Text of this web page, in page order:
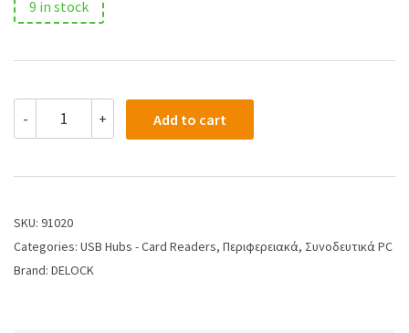
9 in stock
- + Add to cart
SKU: 91020
Categories: USB Hubs - Card Readers, Περιφερειακά, Συνοδευτικά PC
Brand: DELOCK